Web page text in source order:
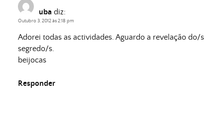
uba diz:
Outubro 3, 2012 às 2:18 pm
Adorei todas as actividades. Aguardo a revelação do/s
segredo/s.
beijocas
Responder